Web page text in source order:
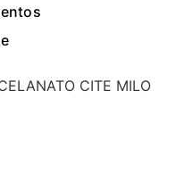
CITE MILO